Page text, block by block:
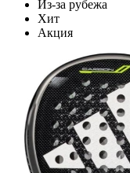
Из-за рубежа
Хит
Акция